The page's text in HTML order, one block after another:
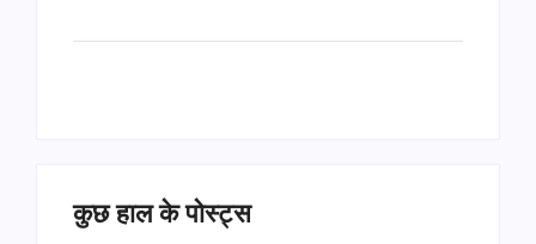
कुछ हाल के पोस्ट्स